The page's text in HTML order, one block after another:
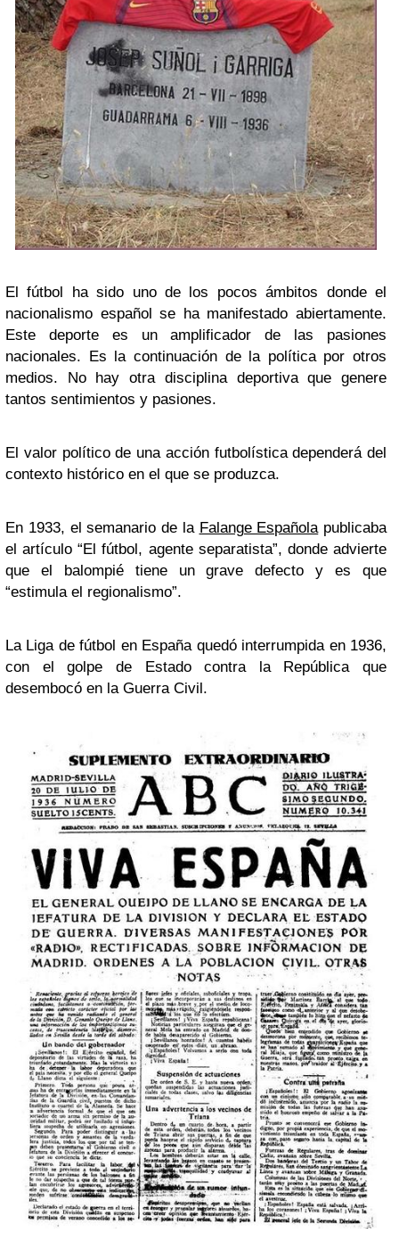
El fútbol ha sido uno de los pocos ámbitos donde el
nacionalismo español se ha manifestado abiertamente.
Este deporte es un amplificador de las pasiones
nacionales. Es la continuación de la política por otros
medios. No hay otra disciplina deportiva que genere
tantos sentimientos y pasiones.
El valor político de una acción futbolística dependerá del
contexto histórico en el que se produzca.
En 1933, el semanario de la Falange Españolapublicaba
el artículo “El fútbol, agente separatista”, donde advierte
que el balompié tiene un grave defecto y es que
“estimula el regionalismo”.
La Liga de fútbol en España quedó interrumpida en 1936,
con el golpe de Estado contra la República que
desembocó en la Guerra Civil.